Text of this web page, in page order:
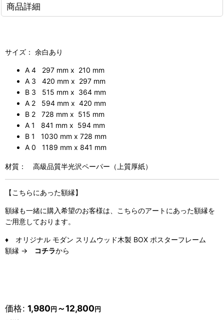
商品詳細
サイズ： 余白あり
A 4 297 mm x 210 mm
A 3 420 mm x 297 mm
B 3 515 mm x 364 mm
A 2 594 mm x 420 mm
B 2 728 mm x 515 mm
A 1 841 mm x 594 mm
B 1 1030 mm x 728 mm
A 0 1189 mm x 841 mm
材質： 高級品質半光沢ペーパー（上質厚紙）
【こちらにあった額縁】
額縁も一緒に購入希望のお客様は、こちらのアートにあった額縁を
ご用意しております。
♦ オリジナル モダン スリムウッド木製 BOX ポスターフレーム
額縁 →
コチラから
価格: 1,980円 ～12,800円